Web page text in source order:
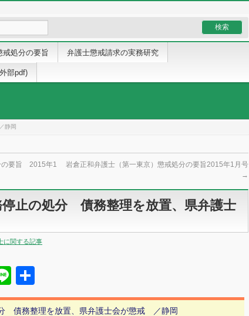
戒処分の要旨 弁護士懲戒請求の実務研究
部pdf)
静岡
の要旨 2015年1
岩倉正和弁護士（第一東京）懲戒処分の要旨2015年1月号
→
停止の処分 債務整理を放置、県弁護士
に関する記事
Line
有
債務整理を放置、県弁護士会が懲戒 ／静岡